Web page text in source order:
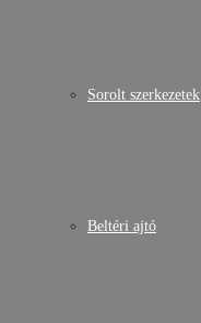
Sorolt szerkezetek
Beltéri ajtó